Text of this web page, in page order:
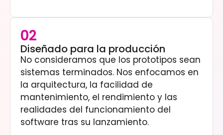
02
Diseñado para la producción
No consideramos que los prototipos sean
sistemas terminados. Nos enfocamos en
la arquitectura, la facilidad de
mantenimiento, el rendimiento y las
realidades del funcionamiento del
software tras su lanzamiento.